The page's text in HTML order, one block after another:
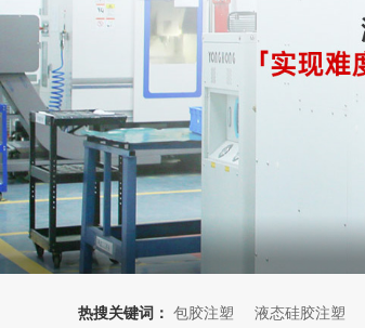
热搜关键词： 包胶注塑 液态硅胶注塑